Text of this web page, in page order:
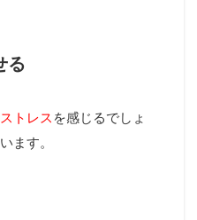
る
ストレス を感じるでしょ
ます。